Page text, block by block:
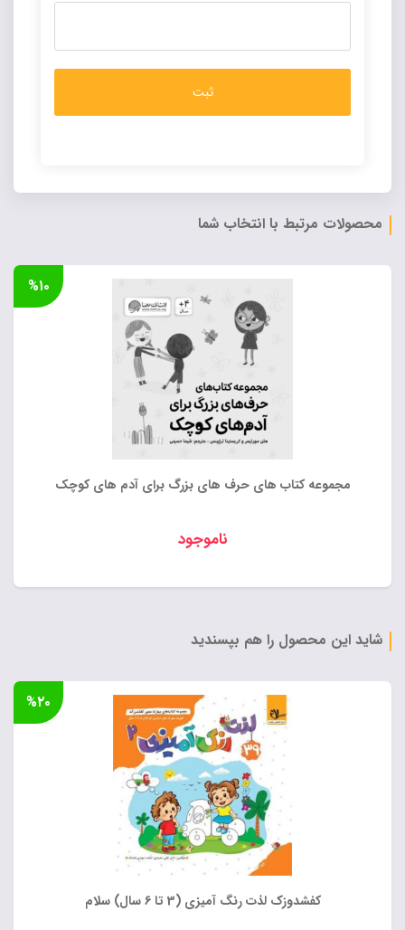
محصولات مرتبط با انتخاب شما
مجموعه کتاب های حرف های بزرگ برای آدم های کوچک
ناموجود
%۱۰
شاید این محصول را هم بپسندید
کفشدوزک لذت رنگ آمیزی (3 تا 6 سال) سلام
%۲۰